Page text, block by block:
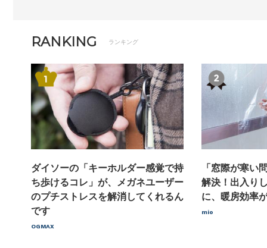
RANKING ランキング
ダイソーの「キーホルダー感覚で持
ち歩けるコレ」が、メガネユーザー
のプチストレスを解消してくれるん
です
OGMAX
「窓際が寒い
解決！出入り
に、暖房効率
mio